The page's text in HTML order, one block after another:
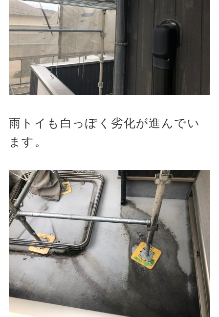
雨トイも白っぽく劣化が進んでい
ます。